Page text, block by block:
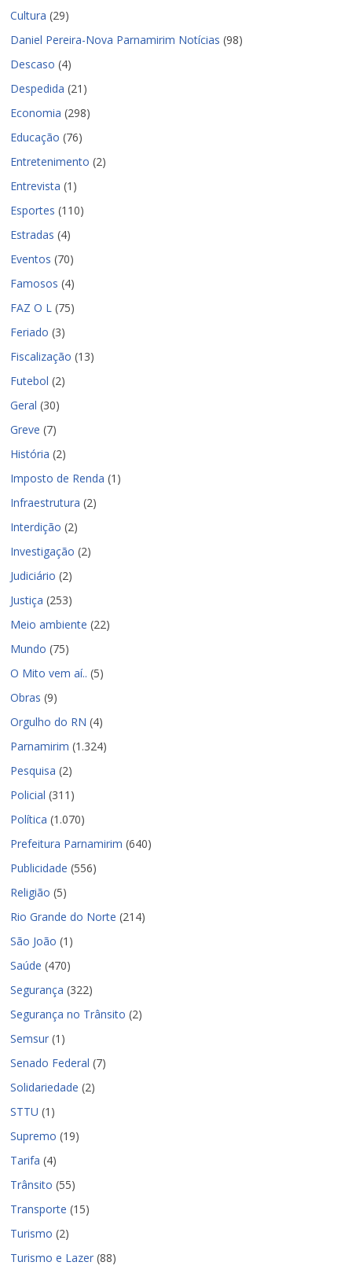
Cultura (29)
Daniel Pereira-Nova Parnamirim Notícias (98)
Descaso (4)
Despedida (21)
Economia (298)
Educação (76)
Entretenimento (2)
Entrevista (1)
Esportes (110)
Estradas (4)
Eventos (70)
Famosos (4)
FAZ O L (75)
Feriado (3)
Fiscalização (13)
Futebol (2)
Geral (30)
Greve (7)
História (2)
Imposto de Renda (1)
Infraestrutura (2)
Interdição (2)
Investigação (2)
Judiciário (2)
Justiça (253)
Meio ambiente (22)
Mundo (75)
O Mito vem aí.. (5)
Obras (9)
Orgulho do RN (4)
Parnamirim (1.324)
Pesquisa (2)
Policial (311)
Política (1.070)
Prefeitura Parnamirim (640)
Publicidade (556)
Religião (5)
Rio Grande do Norte (214)
São João (1)
Saúde (470)
Segurança (322)
Segurança no Trânsito (2)
Semsur (1)
Senado Federal (7)
Solidariedade (2)
STTU (1)
Supremo (19)
Tarifa (4)
Trânsito (55)
Transporte (15)
Turismo (2)
Turismo e Lazer (88)